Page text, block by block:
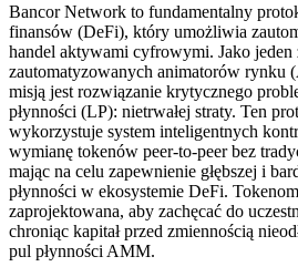
Bancor Network to fundamentalny
finansów (DeFi), który umożliwia
handel aktywami cyfrowymi. Jako jeden
zautomatyzowanych animatorów rynku
misją jest rozwiązanie krytycznego
płynności (LP): nietrwałej straty. Ten
wykorzystuje system inteligentnych
wymianę tokenów peer-to-peer bez
mając na celu zapewnienie głębszej i
płynności w ekosystemie DeFi.
zaprojektowana, aby zachęcać do
chroniąc kapitał przed zmiennością
pul płynności AMM.